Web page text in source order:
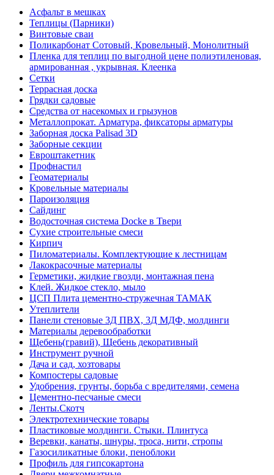
Асфальт в мешках
Теплицы (Парники)
Винтовые сваи
Поликарбонат Сотовый, Кровельный, Монолитный
Пленка для теплиц по выгодной цене полиэтиленовая,
армированная , укрывная. Клеенка
Сетки
Террасная доска
Грядки садовые
Средства от насекомых и грызунов
Металлопрокат. Арматура, фиксаторы арматуры
Заборная доска Palisad 3D
Заборные секции
Евроштакетник
Профнастил
Геоматериалы
Кровельные материалы
Пароизоляция
Сайдинг
Водосточная система Docke в Твери
Сухие строительные смеси
Кирпич
Пиломатериалы. Комплектующие к лестницам
Лакокрасочные материалы
Герметики, жидкие гвозди, монтажная пена
Клей. Жидкое стекло, мыло
ЦСП Плита цементно-стружечная ТАМАК
Утеплители
Панели стеновые 3Д ПВХ, 3Д МДФ, молдинги
Материалы деревообработки
Щебень(гравий), Щебень декоративный
Инструмент ручной
Дача и сад, хозтовары
Компостеры садовые
Удобрения, грунты, борьба с вредителями, семена
Цементно-песчаные смеси
Ленты.Скотч
Электротехнические товары
Пластиковые молдинги. Стыки. Плинтуса
Веревки, канаты, шнуры, троса, нити, стропы
Газосиликатные блоки, пеноблоки
Профиль для гипсокартона